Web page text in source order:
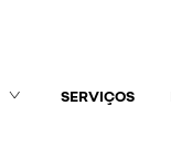
SERVIÇOS